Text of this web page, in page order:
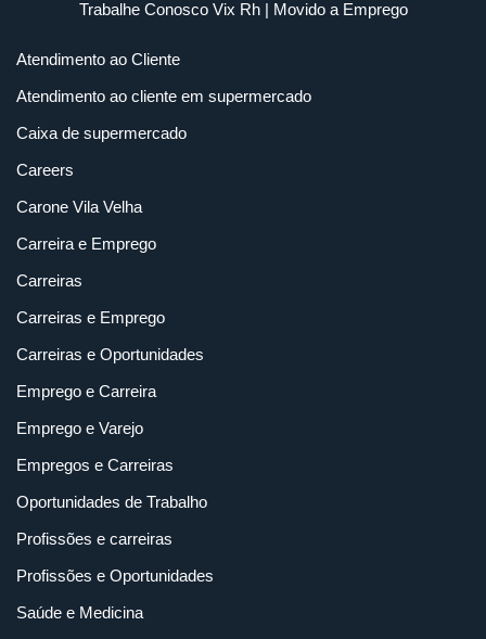
Trabalhe Conosco Vix Rh| Movido a Emprego
Atendimento ao Cliente
Atendimento ao cliente em supermercado
Caixa de supermercado
Careers
Carone Vila Velha
Carreira e Emprego
Carreiras
Carreiras e Emprego
Carreiras e Oportunidades
Emprego e Carreira
Emprego e Varejo
Empregos e Carreiras
Oportunidades de Trabalho
Profissões e carreiras
Profissões e Oportunidades
Saúde e Medicina